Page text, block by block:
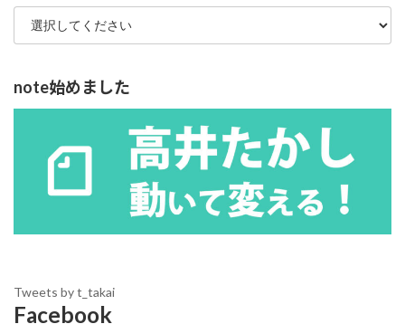
note始めました
Tweets by t_takai
Facebook